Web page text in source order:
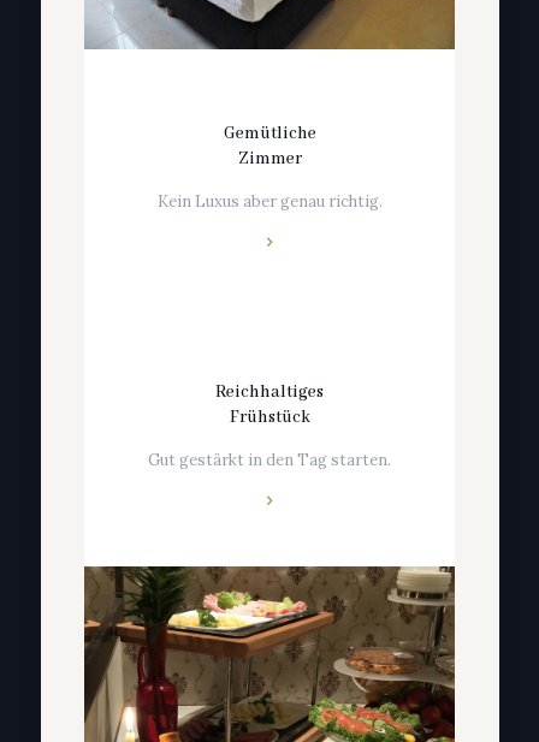
Gemütliche
Zimmer
Kein Luxus aber genau richtig.
Reichhaltiges
Frühstück
Gut gestärkt in den Tag starten.